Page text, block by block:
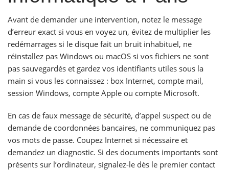
Avant de demander une intervention, notez le message
d’erreur exact si vous en voyez un, évitez de multiplier les
redémarrages si le disque fait un bruit inhabituel, ne
réinstallez pas Windows ou macOS si vos fichiers ne sont
pas sauvegardés et gardez vos identifiants utiles sous la
main si vous les connaissez : box Internet, compte mail,
session Windows, compte Apple ou compte Microsoft.
En cas de faux message de sécurité, d’appel suspect ou de
demande de coordonnées bancaires, ne communiquez pas
vos mots de passe. Coupez Internet si nécessaire et
demandez un diagnostic. Si des documents importants sont
présents sur l’ordinateur, signalez-le dès le premier contact